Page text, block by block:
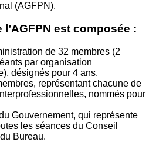
(AGFPN).
est composée :
de 32 membres (2
par organisation
désignés pour 4 ans.
représentant chacune de
nommés pour
Gouvernement, qui représente
les séances du Conseil
Bureau.